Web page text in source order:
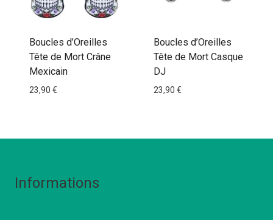
Boucles d’Oreilles
Tête de Mort Crâne
Mexicain
23,90 €
Boucles d’Oreilles
Tête de Mort Casque
DJ
23,90 €
Informations